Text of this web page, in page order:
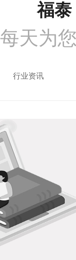
福泰
每天为
行业资讯